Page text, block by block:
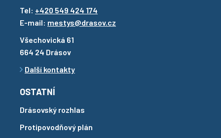
Tel: +420 549 424 174
E-mail: mestys@drasov.cz
Všechovická 61
664 24 Drásov
Další kontakty
OSTATNÍ
Drásovský rozhlas
Protipovodňový plán